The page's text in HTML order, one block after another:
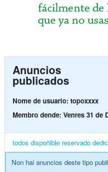
Anuncios
publicados
Nome de usuario: topoxxxx
Membro dende: Venres 31 de
todos dispoñible reservado
Non hai anuncios deste tipo